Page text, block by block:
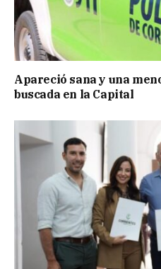
Apareció sana y una
buscada en la Capital